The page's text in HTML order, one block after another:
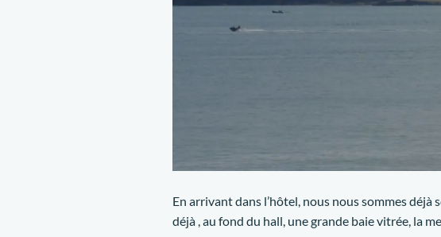
En arrivant dans l’hôtel, nous nous sommes
déjà , au fond du hall, une grande baie vitrée, la